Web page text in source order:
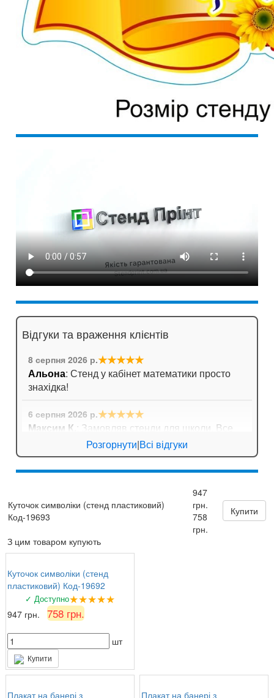
Відгуки та враження клієнтів
8 серпня 2026 р.★★★★★
Альона: Стенд у кабінет математики просто
знахідка!
6 серпня 2026 р.★★★★★
Максим К. : Замовляв стенди для школи. Все
приїхало дуже оперативно, навіть не довелося
довго чекати!
: Довго шукали плакати з
формулами для кабінету математики. Тут
знайшли ідеальний варіант!
Розгорнути|Всі відгуки
Куточок символіки (стенд пластиковий)
Код-19693
947
грн.
758
грн.
Купити
З цим товаром купують
Куточок символіки (стенд
пластиковий) Код-19692
✓ Доступно★★★★★
947 грн. 758 грн.
шт
Купити
Плакат на банері з Плакат на банері з